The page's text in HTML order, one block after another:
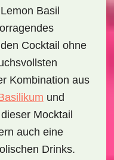
Lemon Basil
Cocktail ohne
Kombination aus
und
Mocktail
auch eine
Drinks.